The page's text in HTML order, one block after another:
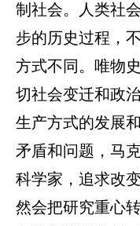
制社会。人类社
步的历史过程，
方式不同。唯物
切社会变迁和政
生产方式的发展
矛盾和问题，马
科学家，追求改
然会把研究重心